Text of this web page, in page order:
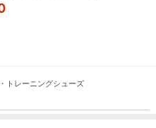
トレーニングシューズ